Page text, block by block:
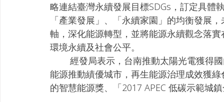
略連結臺灣永續發展目標SDGs，訂定具體
「產業發展」、「永續家園」的均衡發展
軸，深化能源轉型，並將能源永續觀念落
環境永續及社會公平。
能源推動績優城市，再生能源治理成效獲
的智慧能源獎、「2017 APEC 低碳示範城